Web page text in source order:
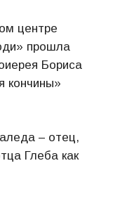
центре
прошла
Бориса
кончины»
– отец,
Глеба как